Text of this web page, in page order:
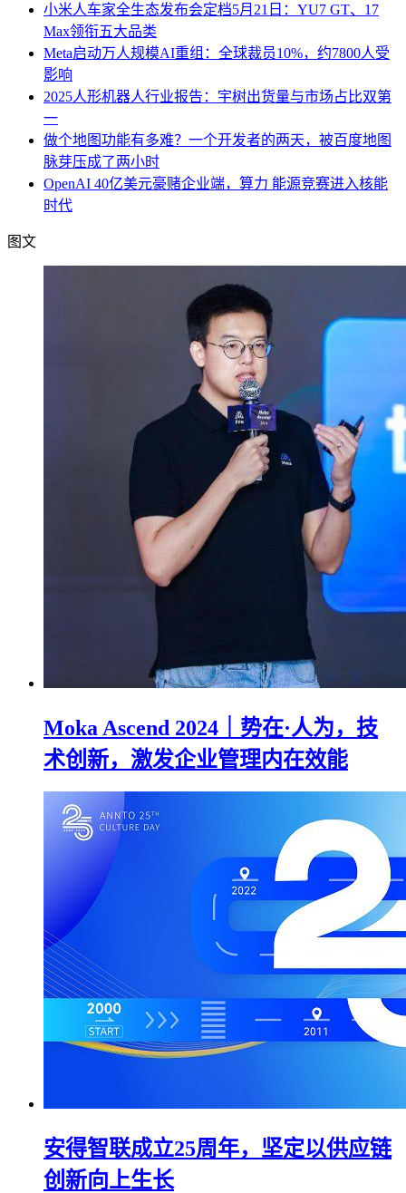
小米人车家全生态发布会定档5月21日：YU7 GT、17
Max领衔五大品类
Meta启动万人规模AI重组：全球裁员10%，约7800人受
影响
2025人形机器人行业报告：宇树出货量与市场占比双第
一
做个地图功能有多难？一个开发者的两天，被百度地图
脉芽压成了两小时
OpenAI 40亿美元豪赌企业端，算力 能源竞赛进入核能
时代
图文
Moka Ascend 2024｜势在·人为，技
术创新，激发企业管理内在效能
安得智联成立25周年，坚定以供应链
创新向上生长